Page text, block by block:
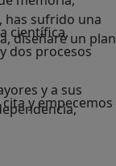
has sufrido una
diseñaré un plan
y a sus
científica,
dos procesos
y empecemos